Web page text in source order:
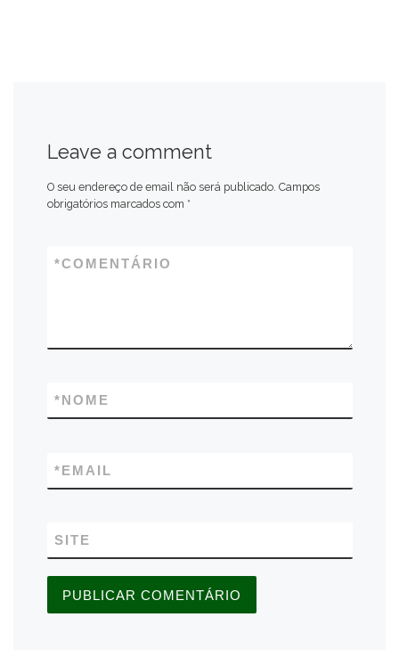
Leave a comment
O seu endereço de email não será publicado. Campos
obrigatórios marcados com *
COMENTÁRIO
*
NOME
*
EMAIL
*
SITE